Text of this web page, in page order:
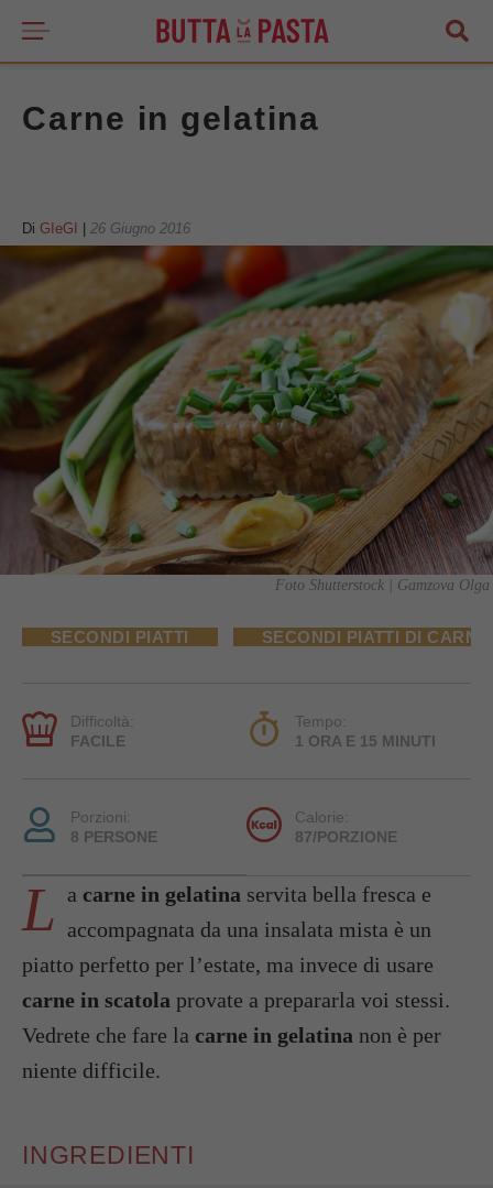
Carne in gelatina
Di GIeGI 26 Giugno 2016
Foto Shutterstock | Gamzova Olga
SECONDI PIATTI SECONDI PIATTI DI CARNE
Difficoltà:
FACILE
Tempo:
1 ORA E 15 MINUTI
Porzioni:
8 PERSONE
Calorie:
87/PORZIONE
L a carne in gelatina servita bella fresca e
accompagnata da una insalata mista è un
piatto perfetto per l’estate, ma invece di usare
carne in scatola provate a prepararla voi stessi.
Vedrete che fare la carne in gelatina non è per
niente difficile.
INGREDIENTI